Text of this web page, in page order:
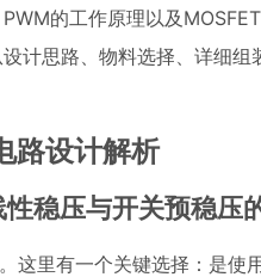
的工作原理以及
计思路、物料选择、详细
路设计解析
稳压与开关预稳压
这里有一个关键选择：是使